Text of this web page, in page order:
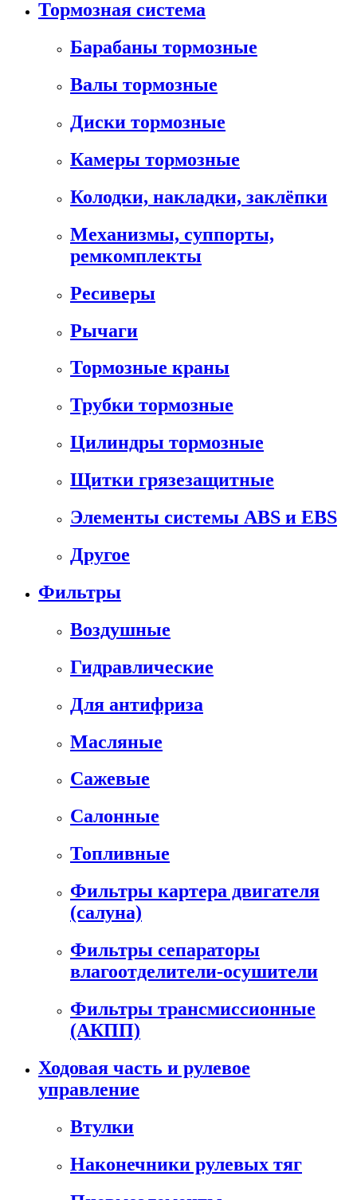
Тормозная система
Барабаны тормозные
Валы тормозные
Диски тормозные
Камеры тормозные
Колодки, накладки, заклёпки
Механизмы, суппорты,
ремкомплекты
Ресиверы
Рычаги
Тормозные краны
Трубки тормозные
Цилиндры тормозные
Щитки грязезащитные
Элементы системы ABS и EBS
Другое
Фильтры
Воздушные
Гидравлические
Для антифриза
Масляные
Сажевые
Салонные
Топливные
Фильтры картера двигателя
(салуна)
Фильтры сепараторы
влагоотделители-осушители
Фильтры трансмиссионные
(АКПП)
Ходовая часть и рулевое
управление
Втулки
Наконечники рулевых тяг